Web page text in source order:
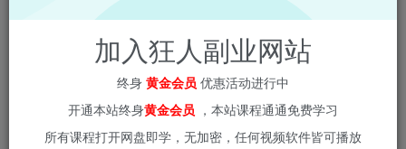
加入狂人副业网站
终身 黄金会员 优惠活动进行中
开通本站终身黄金会员 ，本站课程通通免费学习
所有课程打开网盘即学，无加密，任何视频软件皆可播放